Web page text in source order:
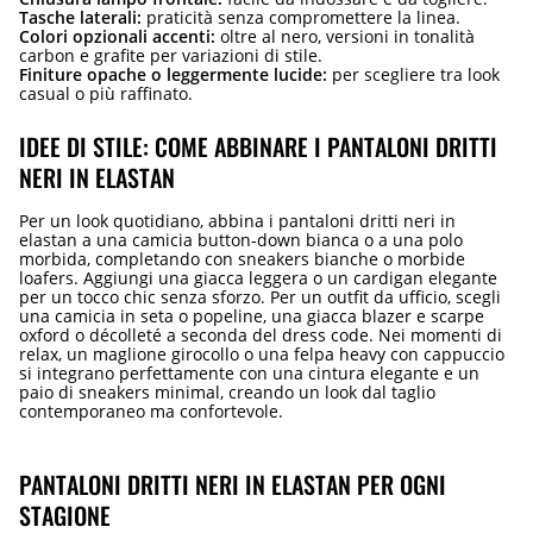
Tasche laterali: praticità senza compromettere la linea.
Colori opzionali accenti: oltre al nero, versioni in tonalità
carbon e grafite per variazioni di stile.
Finiture opache o leggermente lucide: per scegliere tra look
casual o più raffinato.
IDEE DI STILE: COME ABBINARE I PANTALONI DRITTI
NERI IN ELASTAN
Per un look quotidiano, abbina i pantaloni dritti neri in
elastan a una camicia button-down bianca o a una polo
morbida, completando con sneakers bianche o morbide
loafers. Aggiungi una giacca leggera o un cardigan elegante
per un tocco chic senza sforzo. Per un outfit da ufficio, scegli
una camicia in seta o popeline, una giacca blazer e scarpe
oxford o décolleté a seconda del dress code. Nei momenti di
relax, un maglione girocollo o una felpa heavy con cappuccio
si integrano perfettamente con una cintura elegante e un
paio di sneakers minimal, creando un look dal taglio
contemporaneo ma confortevole.
PANTALONI DRITTI NERI IN ELASTAN PER OGNI
STAGIONE